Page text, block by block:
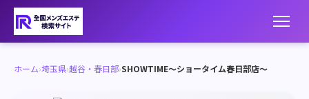
ホーム›埼玉県›越谷・春日部›SHOWTIME～ショータイム春日部店～